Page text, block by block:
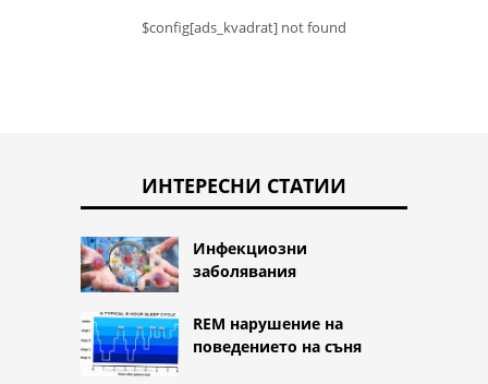
$config[ads_kvadrat] not found
ИНТЕРЕСНИ СТАТИИ
Инфекциозни
заболявания
REM нарушение на
поведението на съня